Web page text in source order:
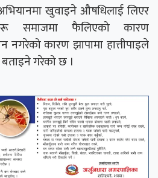
अभियानमा खुवाइने औषधिलाई लिएर
समाजमा फैलिएको कारण
कारण झापामा हात्तीपाइले
गरेको छ ।